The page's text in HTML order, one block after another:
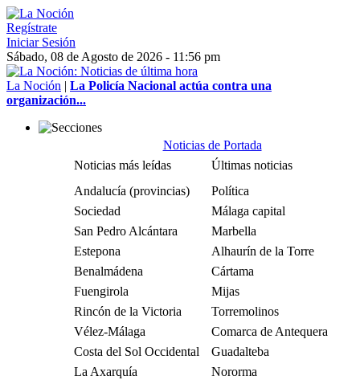
Regístrate
Iniciar Sesión
Sábado, 08 de Agosto de 2026 - 11:56 pm
La Noción | La Policía Nacional actúa contra una
organización...
Noticias de Portada
Noticias más leídas
Últimas noticias
Andalucía (provincias)
Política
Sociedad
Málaga capital
San Pedro Alcántara
Marbella
Estepona
Alhaurín de la Torre
Benalmádena
Cártama
Fuengirola
Mijas
Rincón de la Victoria
Torremolinos
Vélez-Málaga
Comarca de Antequera
Costa del Sol Occidental
Guadalteba
La Axarquía
Nororma